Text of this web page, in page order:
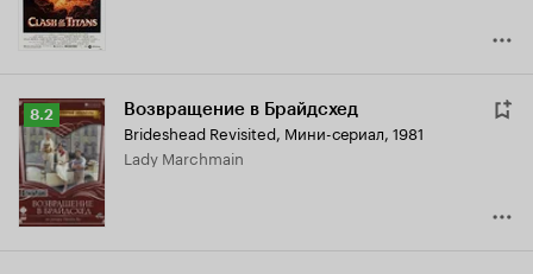
Рейтинг
Кинопоиска
8.2
8.2 Возвращение в Брайдсхед
Brideshead Revisited, Мини-сериал, 1981
Lady Marchmain